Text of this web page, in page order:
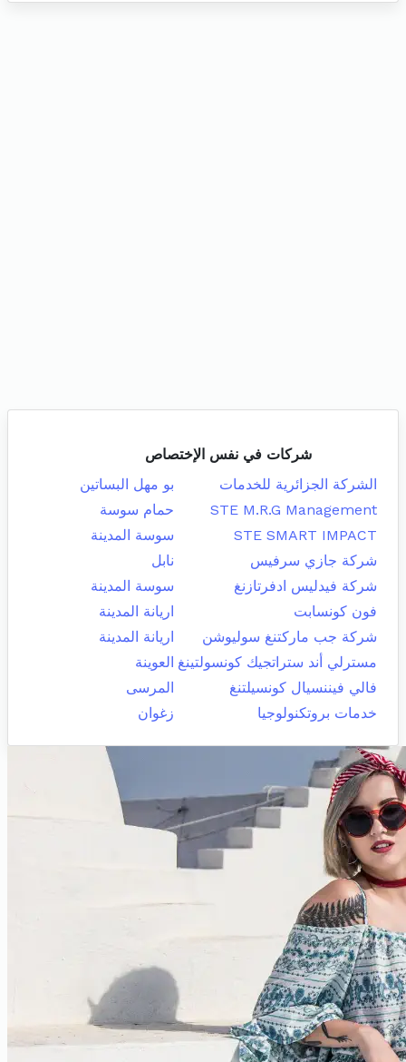
شركات في نفس الإختصاص
الشركة الجزائرية للخدمات
بو مهل البساتين
STE M.R.G Management
حمام سوسة
STE SMART IMPACT
سوسة المدينة
شركة جازي سرفيس
نابل
شركة فيدليس ادفرتازنغ
سوسة المدينة
فون كونسابت
اريانة المدينة
شركة جب ماركتنغ سوليوشن
اريانة المدينة
مسترلي أند ستراتجيك كونسولتينغ العوينة
فالي فيننسيال كونسيلتنغ
المرسى
خدمات بروتكنولوجيا
زغوان